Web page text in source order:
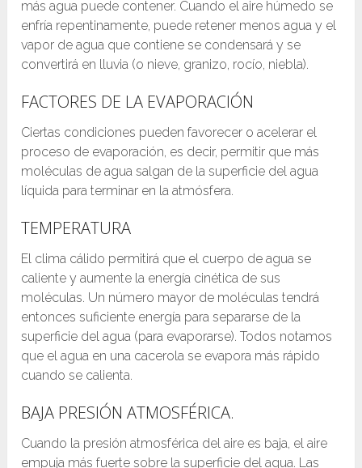
más agua puede contener. Cuando el aire húmedo se
enfría repentinamente, puede retener menos agua y el
vapor de agua que contiene se condensará y se
convertirá en lluvia (o nieve, granizo, rocío, niebla).
FACTORES DE LA EVAPORACIÓN
Ciertas condiciones pueden favorecer o acelerar el
proceso de evaporación, es decir, permitir que más
moléculas de agua salgan de la superficie del agua
líquida para terminar en la atmósfera.
TEMPERATURA
El clima cálido permitirá que el cuerpo de agua se
caliente y aumente la energía cinética de sus
moléculas. Un número mayor de moléculas tendrá
entonces suficiente energía para separarse de la
superficie del agua (para evaporarse). Todos notamos
que el agua en una cacerola se evapora más rápido
cuando se calienta.
BAJA PRESIÓN ATMOSFÉRICA.
Cuando la presión atmosférica del aire es baja, el aire
empuja más fuerte sobre la superficie del agua. Las